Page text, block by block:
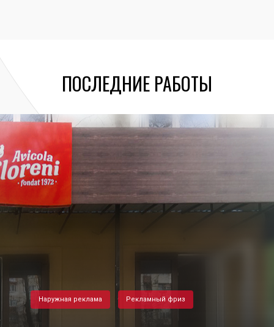
ПОСЛЕДНИЕ РАБОТЫ
Наружная реклама Рекламный фриз